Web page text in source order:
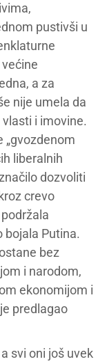
pustivši u
a za
nije umela da
i imovine.
„gvozdenom
liberalnih
dozvoliti
crevo
bojala Putina.
bez
i narodom,
ekonomijom i
predlagao
svi oni još uvek